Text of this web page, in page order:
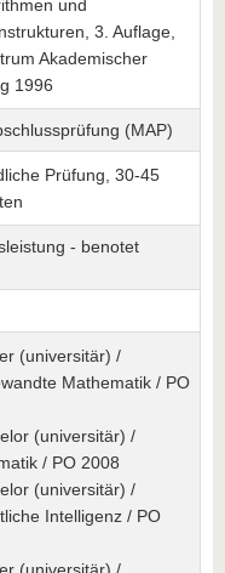
und
3. Auflage,
Akademischer
1996
(MAP)
Prüfung, 30-45
- benotet
(universitär) /
Mathematik / PO
(universitär) /
/ PO 2008
(universitär) /
Intelligenz / PO